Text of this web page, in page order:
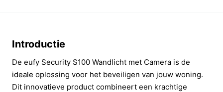
Introductie
De eufy Security S100 Wandlicht met Camera is de
ideale oplossing voor het beveiligen van jouw woning.
Dit innovatieve product combineert een krachtige